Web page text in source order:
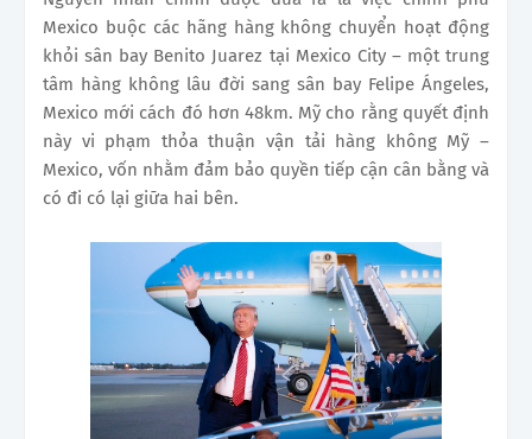
Mexico buộc các hãng hàng không chuyển hoạt động
khỏi sân bay Benito Juarez tại Mexico City – một trung
tâm hàng không lâu đời sang sân bay Felipe Ángeles,
Mexico mới cách đó hơn 48km. Mỹ cho rằng quyết định
này vi phạm thỏa thuận vận tải hàng không Mỹ –
Mexico, vốn nhằm đảm bảo quyền tiếp cận cân bằng và
có đi có lại giữa hai bên.